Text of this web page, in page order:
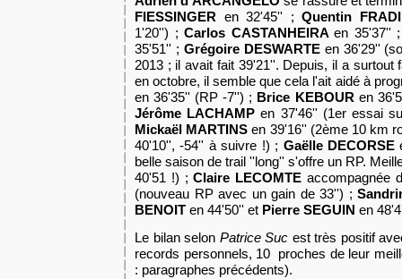
FIESSINGER en 32'45'' ;Quentin
1'20'') ; Carlos CASTANHEIRAen 35'37''
35'51'' ; Grégoire DESWARTEen 36'29''
2013 ; il avait fait 39'21''. Depuis, il a surtout
en octobre, il semble que cela l'ait aidé à
en 36'35'' (RP -7'') ; Brice KEBOUR en
Jérôme LACHAMP en 37'46'' (1er essai
Mickaël MARTINSen 39'16'' (2ème 10 km
40'10'', -54'' à suivre !) ; Gaëlle DECORSE
belle saison de trail ''long'' s'offre un RP.
40'51 !) ;Claire LECOMTEaccompagnée
(nouveau RP avec un gain de 33'') ;
BENOIT en 44'50'' et Pierre SEGUIN en
Le bilan selon Patrice Suc est très positif
records personnels, 10 proches de leur
: paragraphes précédents).